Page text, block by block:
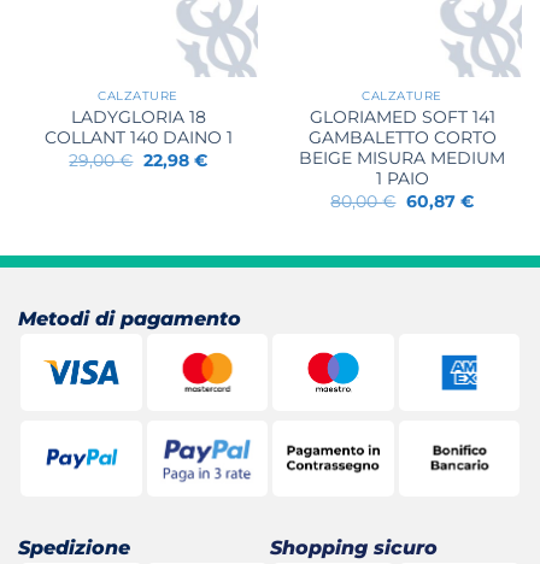
CALZATURE
LADYGLORIA 18
COLLANT 140 DAINO 1
29,00€ Il
prezzo
22,98 €Il
CALZATURE
GLORIAMED SOFT 141
GAMBALETTO CORTO
BEIGE MISURA MEDIUM
1 PAIO
80,00€ Il
prezzo
80,00 €.
60,87 €Il
60,87 €.
Metodi di pagamento
Spedizione Shopping sicuro